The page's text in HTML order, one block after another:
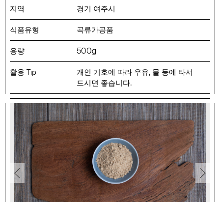
경기 여주시
곡류가공품
500g
개인 기호에 따라 우유, 물 등에 타서
드시면 좋습니다.